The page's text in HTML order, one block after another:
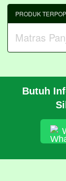
Butuh
PRODUK
Matras
CARA PESAN
HUBUNGI KAMI
Pembangunan
© 2026 https://